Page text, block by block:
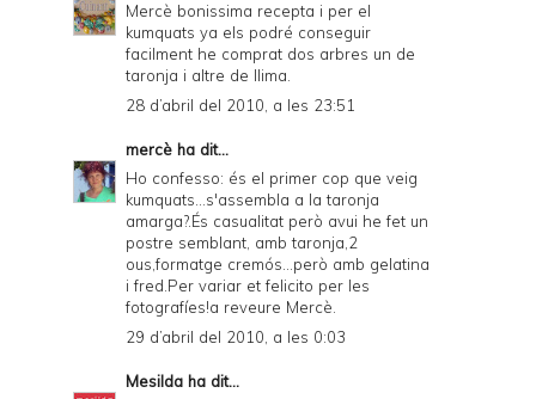
Mercè bonissima recepta i per el
kumquats ya els podré conseguir
facilment he comprat dos arbres un de
taronja i altre de llima.
28 d’abril del 2010, a les 23:51
mercè ha dit...
Ho confesso: és el primer cop que veig
kumquats...s'assembla a la taronja
amarga?.És casualitat però avui he fet un
postre semblant, amb taronja,2
ous,formatge cremós...però amb gelatina
i fred.Per variar et felicito per les
fotografíes!a reveure Mercè.
29 d’abril del 2010, a les 0:03
Mesilda ha dit...